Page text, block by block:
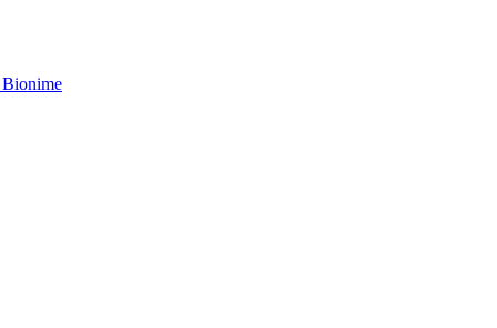
Bionime